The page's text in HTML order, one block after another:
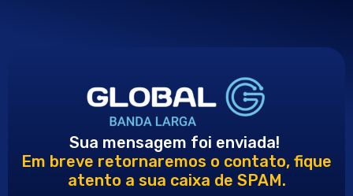
Sua mensagem foi enviada!
Em breve retornaremos o contato, fique
atento a sua caixa de SPAM.